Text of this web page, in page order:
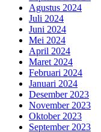
Agustus 2024
Juli 2024
Juni 2024
Mei 2024
April 2024
Maret 2024
Februari 2024
Januari 2024
Desember 2023
November 2023
Oktober 2023
September 2023